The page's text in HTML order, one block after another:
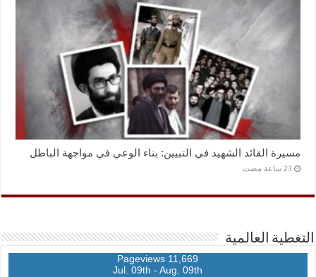
مسيرة القائد الشهيد في التبيين: بناء الوعي في مواجهة الباطل
التغطية العالمية
11,669 Pageviews
Jul. 09th - Aug. 09th